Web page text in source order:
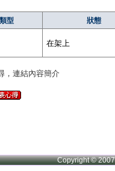
型 狀態
在架上
，連結內容簡介
Copyright © 2007